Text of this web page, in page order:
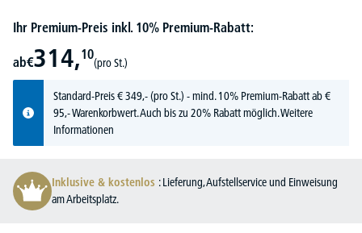
Ihr Premium-Preis inkl. 10% Premium-Rabatt:
ab€314,10
(pro St.)
Standard-Preis€349,-(pro St.) - mind. 10% Premium-Rabatt ab €
95,- Warenkorbwert. Auch bis zu 20% Rabatt möglich.Weitere
Informationen
Inklusive & kostenlos : Lieferung, Aufstellservice und Einweisung
am Arbeitsplatz.